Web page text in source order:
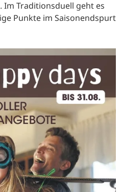
Im Traditionsduell geht es
Punkte im Saisonendspurt